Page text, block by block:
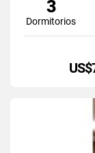
3
Dormitorios